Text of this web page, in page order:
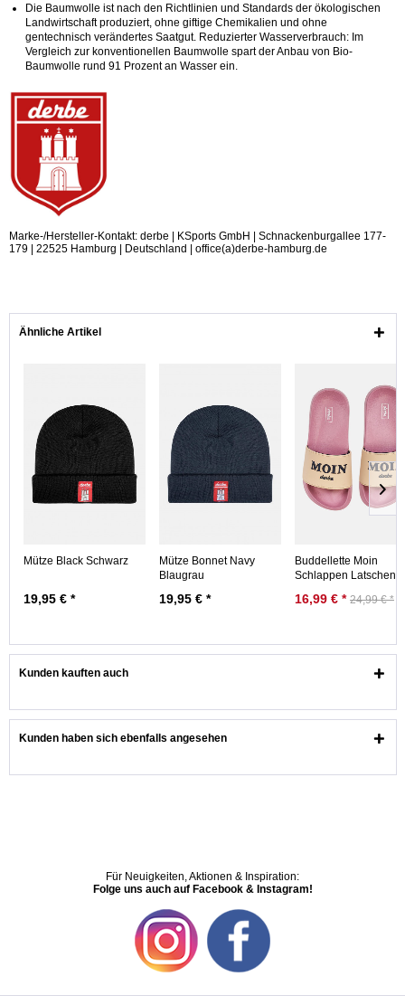
Die Baumwolle ist nach den Richtlinien und Standards der ökologischen
Landwirtschaft produziert, ohne giftige Chemikalien und ohne
gentechnisch verändertes Saatgut. Reduzierter Wasserverbrauch: Im
Vergleich zur konventionellen Baumwolle spart der Anbau von Bio-
Baumwolle rund 91 Prozent an Wasser ein.
Marke-/Hersteller-Kontakt: derbe | KSports GmbH | Schnackenburgallee 177-
179 | 22525 Hamburg | Deutschland | office(a)derbe-hamburg.de
Ähnliche Artikel
Mütze Black Schwarz
19,95 € *
Mütze Bonnet Navy
Blaugrau
19,95 € *
Buddellette Moin
Schlappen Latschen
16,99 € * 24,99 € *
Kunden kauften auch
Kunden haben sich ebenfalls angesehen
Für Neuigkeiten, Aktionen & Inspiration:
Folge uns auch auf Facebook & Instagram!